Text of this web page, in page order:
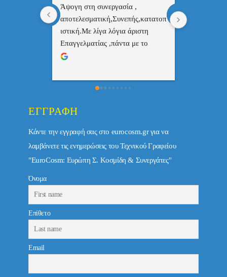
Επαγγελματίας  Άψογη
συνεργασία
ΕΓΓΡΑΦΉ
Κάντε την εγγραφή σας στο eurocosm.gr για να
λαμβάνετε τις ενημερώσεις του Τεχνικού Γραφείου
"EuroCosm: Ευρώπη Σ. Κοσμίδη & Συνεργάτες"
Όνομα
Επίθετο
Email